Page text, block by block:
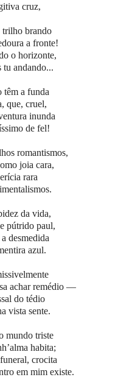
cruz,
trilho brando
a fronte!
o horizonte,
tu andando...
têm a funda
que, cruel,
inunda
de fel!
romantismos,
joia cara,
rara
da vida,
pútrido paul,
desmedida
azul.
achar remédio —
do tédio
vista sente.
mundo triste
habita;
crocita
em mim existe.